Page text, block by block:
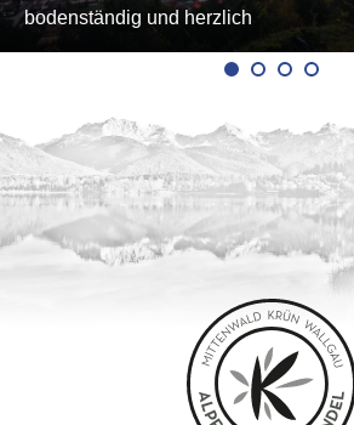
bodenständig und herzlich